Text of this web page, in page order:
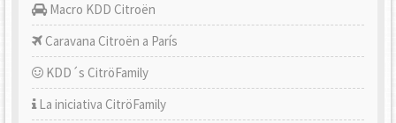
Macro KDD Citroën
Caravana Citroën a París
KDD´s CitröFamily
La iniciativa CitröFamily